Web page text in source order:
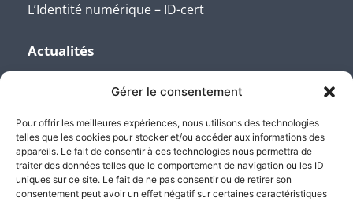
Gérer le consentement
Pour offrir les meilleures expériences, nous utilisons des technologies
telles que les cookies pour stocker et/ou accéder aux informations des
appareils. Le fait de consentir à ces technologies nous permettra de
traiter des données telles que le comportement de navigation ou les ID
uniques sur ce site. Le fait de ne pas consentir ou de retirer son
consentement peut avoir un effet négatif sur certaines caractéristiques
L’Identité numérique – ID-cert
Actualités
Contactez nos Etudes
+33 (0)1 45 06 01 56